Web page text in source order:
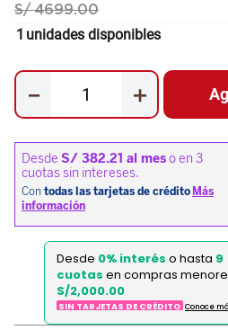
S/ 4699.00
1 unidades disponibles
＋
－
Desde 0% interés o hasta 9
cuotas en compras
S/2,000.00
SIN TARJETAS DE CRÉDITO Conoce